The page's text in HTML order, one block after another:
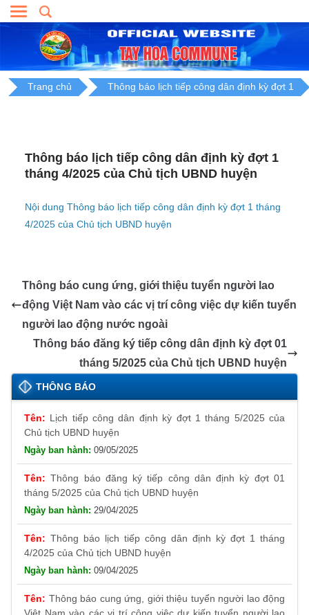
Skip
to
Trang chủ Thông báo lịch tiếp công dân định kỳ đợt 1
Thông báo lịch tiếp công dân định kỳ đợt 1
tháng 4/2025 của Chủ tịch UBND huyện
Nội dung Thông báo lịch tiếp công dân định kỳ đợt 1 tháng
4/2025 của Chủ tịch UBND huyện
Thông báo cung ứng, giới thiệu tuyển người lao
động Việt Nam vào các vị trí công việc dự kiến tuyển
người lao động nước ngoài
Thông báo đăng ký tiếp công dân định kỳ đợt 01
tháng 5/2025 của Chủ tịch UBND huyện
THÔNG BÁO
Lịch tiếp công dân định kỳ đợt 1 tháng 5/2025 của
Chủ tịch UBND huyện
09/05/2025
Thông báo đăng ký tiếp công dân định kỳ đợt 01
tháng 5/2025 của Chủ tịch UBND huyện
29/04/2025
Thông báo lịch tiếp công dân định kỳ đợt 1 tháng
4/2025 của Chủ tịch UBND huyện
09/04/2025
Thông báo cung ứng, giới thiệu tuyển người lao động
Việt Nam vào các vị trí công việc dự kiến tuyển người lao